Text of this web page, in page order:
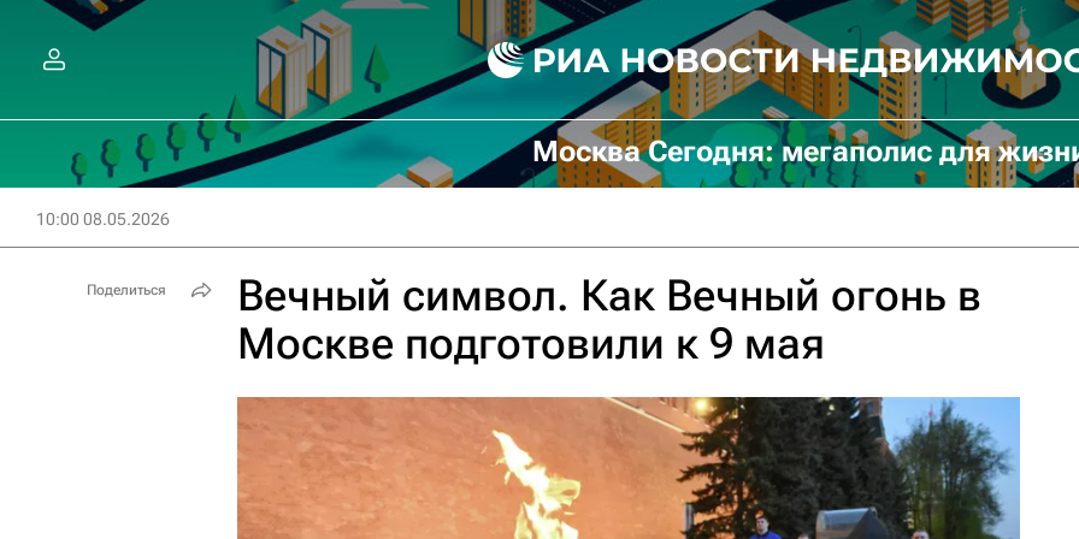
Москва Сегодня: мегаполис для
10:00 08.05.2026
Вечный символ. Как Вечный огонь в
Москве подготовили к 9 мая
Поделиться